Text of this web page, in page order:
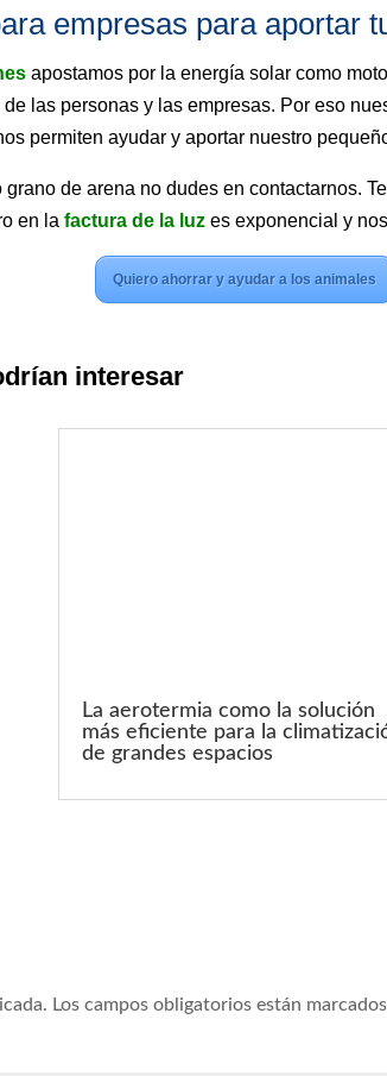
empresas para aportar
apostamos por la energía solar como
las personas y las empresas. Por eso
permiten ayudar y aportar nuestro
de arena no dudes en contactarnos.
en lafactura de la luz es exponencial y
Quiero ahorrar y ayudar a los animales
interesar
La aerotermia como la solución
más eficiente para la
de grandes espacios
Los campos obligatorios están